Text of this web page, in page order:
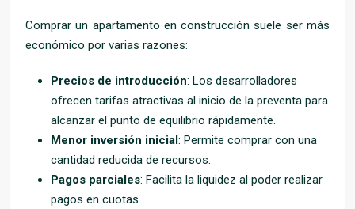
Comprar un apartamento en construcción suele ser más
económico por varias razones:
Precios de introducción: Los desarrolladores
ofrecen tarifas atractivas al inicio de la preventa para
alcanzar el punto de equilibrio rápidamente.
Menor inversión inicial : Permite comprar con una
cantidad reducida de recursos.
Pagos parciales: Facilita la liquidez al poder realizar
pagos en cuotas.